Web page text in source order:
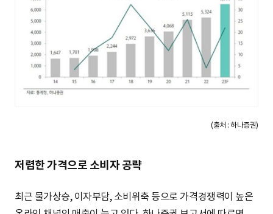
(출처 : 하나증권)
저렴한 가격으로 소비자 공략
최근 물가상승, 이자부담, 소비위축 등으로 가격경쟁력이 높은